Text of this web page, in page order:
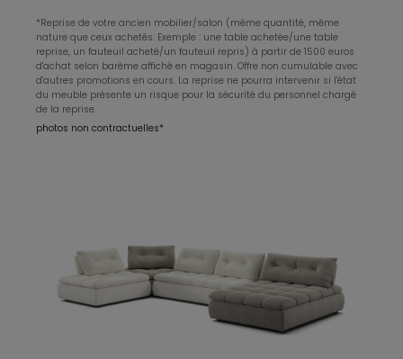
*Reprise de votre ancien mobilier/salon (même quantité, même
nature que ceux achetés. Exemple : une table achetée/une table
reprise, un fauteuil acheté/un fauteuil repris) à partir de 1500 euros
d'achat selon barème affiché en magasin. Offre non cumulable avec
d'autres promotions en cours. La reprise ne pourra intervenir si l'état
du meuble présente un risque pour la sécurité du personnel chargé
de la reprise.
photos non contractuelles*